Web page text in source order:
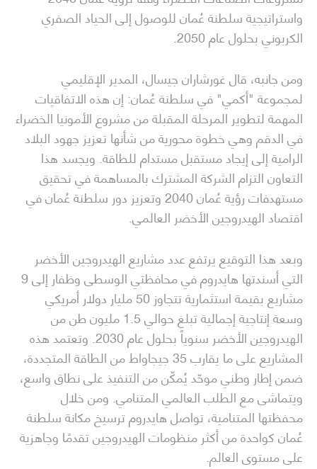
واستراتيجية سلطنة عُمان للوصول إلى الحياد الصفري
الكربوني بحلول عام 2050.
ومن جانبه، قال غورشاران جيسال، المدير الإقليمي
لمجموعة "أكمي" في سلطنة عُمان: إن هذه الاتفاقيات
المهمة لتطوير المرحلة المقبلة من مشروع الأمونيا الخضراء
في الدقم وهي خطوة محورية من شأنها تعزيز جهود البلاد
الرامية إلى إيجاد مستقبل مستدام للطاقة. ويجسد هذا
التعاون التزام الشركة المشترك بالمساهمة في تحقيق
مستهدفات رؤية عُمان 2040 وتعزيز دور سلطنة عُمان في
اقتصاد الهيدروجين الأخضر العالمي.
وبعد هذا التوقيع يرتفع عدد مشاريع الهيدروجين الأخضر
التي أسندتها هايدروم في محافظتي الوسطى وظفار إلى 9
مشاريع بقيمة استثمارية تتجاوز 50 مليار دولار أمريكي
وسعة إنتاجية إجمالية تبلغ حوالي 1.5 مليون طن من
الهيدروجين الأخضر سنوياً بحلول عام 2030. وتعتمد هذه
المشاريع على ما يقارب 35 جيجاواط من الطاقة المتجددة،
ضمن إطار وطني موحّد يُمكّن من التنفيذ على نطاق واسع،
ويتماشى مع الطلب العالمي المتنامي. ومن خلال
محفظتها المتنامية، تواصل هايدروم ترسيخ مكانة سلطنة
عُمان كواحدة من أكثر منظومات الهيدروجين تقدمًا وجاهزية
على مستوى العالم.